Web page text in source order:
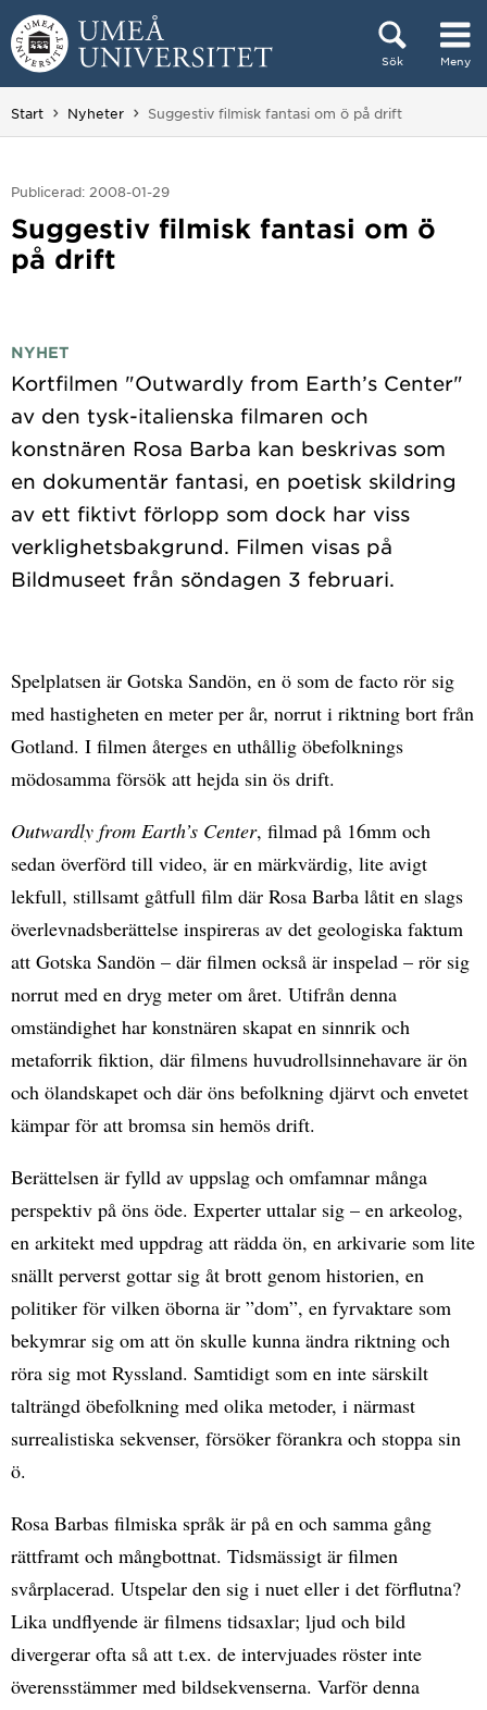
Hoppa direkt till innehållet
Sök Meny
Huvudmenyn dold.
Start Nyheter Du är här:
Suggestiv filmisk fantasi om ö på drift
Publicerad: 2008-01-29
Suggestiv filmisk fantasi om ö
på drift
NYHET
Kortfilmen "Outwardly from Earth’s Center"
av den tysk-italienska filmaren och
konstnären Rosa Barba kan beskrivas som
en dokumentär fantasi, en poetisk skildring
av ett fiktivt förlopp som dock har viss
verklighetsbakgrund. Filmen visas på
Spelplatsen är Gotska Sandön, en ö som de facto rör sig
med hastigheten en meter per år, norrut i riktning bort från
Gotland. I filmen återges en uthållig öbefolknings
mödosamma försök att hejda sin ös drift.
Outwardly from Earth’s Center, filmad på 16mm och
sedan överförd till video, är en märkvärdig, lite avigt
lekfull, stillsamt gåtfull film där Rosa Barba låtit en slags
överlevnadsberättelse inspireras av det geologiska faktum
att Gotska Sandön – där filmen också är inspelad – rör sig
norrut med en dryg meter om året. Utifrån denna
omständighet har konstnären skapat en sinnrik och
metaforrik fiktion, där filmens huvudrollsinnehavare är ön
och ölandskapet och där öns befolkning djärvt och envetet
kämpar för att bromsa sin hemös drift.
Berättelsen är fylld av uppslag och omfamnar många
perspektiv på öns öde. Experter uttalar sig – en arkeolog,
en arkitekt med uppdrag att rädda ön, en arkivarie som lite
snällt perverst gottar sig åt brott genom historien, en
politiker för vilken öborna är ”dom”, en fyrvaktare som
bekymrar sig om att ön skulle kunna ändra riktning och
röra sig mot Ryssland. Samtidigt som en inte särskilt
talträngd öbefolkning med olika metoder, i närmast
surrealistiska sekvenser, försöker förankra och stoppa sin
ö.
Rosa Barbas filmiska språk är på en och samma gång
rättframt och mångbottnat. Tidsmässigt är filmen
svårplacerad. Utspelar den sig i nuet eller i det förflutna?
Lika undflyende är filmens tidsaxlar; ljud och bild
divergerar ofta så att t.ex. de intervjuades röster inte
överensstämmer med bildsekvenserna. Varför denna